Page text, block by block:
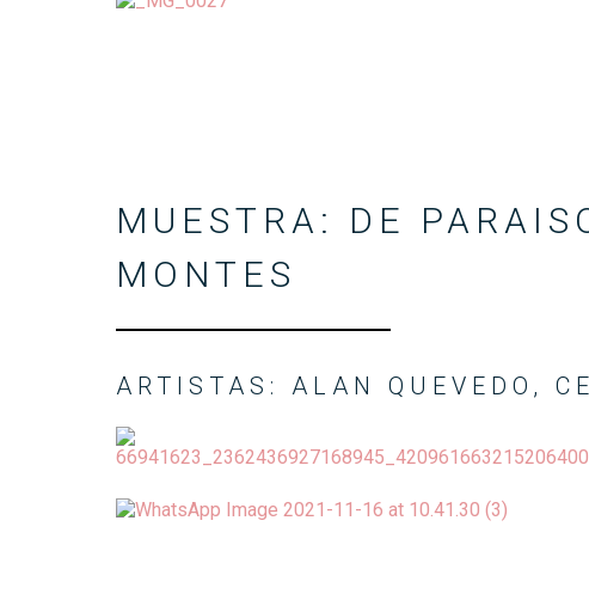
MUESTRA: DE
MONTES
ARTISTAS: ALAN QUEVEDO,